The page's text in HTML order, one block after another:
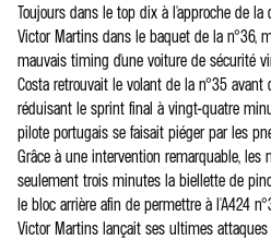
Toujours dans le top dix à l'approche de
Victor Martins dans le baquet de la n°36,
mauvais timing d'une voiture de sécurité
Costa retrouvait le volant de la n°35
réduisant le sprint final à vingt-quatre
pilote portugais se faisait piéger par les
Grâce à une intervention remarquable, les
seulement trois minutes la biellette de
le bloc arrière afin de permettre à l'A424
Victor Martins lançait ses ultimes